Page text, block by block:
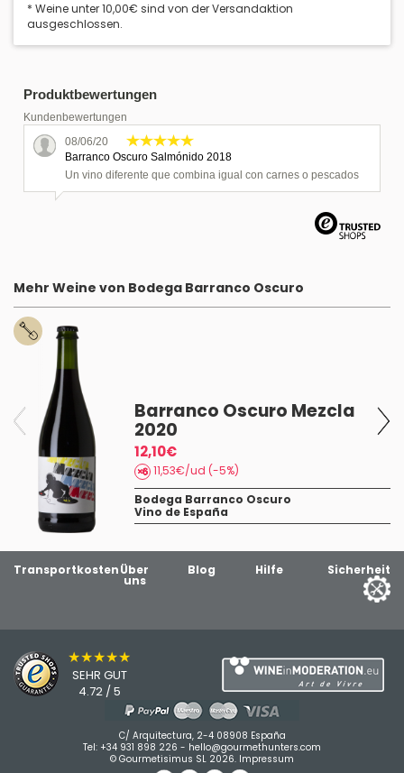
* Weine unter 10,00€ sind von der Versandaktion
ausgeschlossen.
Produktbewertungen
Kundenbewertungen
08/06/20
Barranco Oscuro Salmónido 2018
Un vino diferente que combina igual con carnes o pescados
Mehr Weine von Bodega Barranco Oscuro
Barranco Oscuro Mezcla
2020
12,10€
11,53€/ud (-5%)
Bodega Barranco Oscuro
Vino de España
TransportkostenÜber
uns
Blog Hilfe Sicherheit
★★★★★
SEHR GUT
4.72 / 5
C/ Arquitectura, 2-4 08908 España
Tel: +34 931 898 226 - hello@gourmethunters.com
© Gourmetisimus SL 2026. Impressum